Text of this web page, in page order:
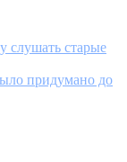
слушать старые
придумано до